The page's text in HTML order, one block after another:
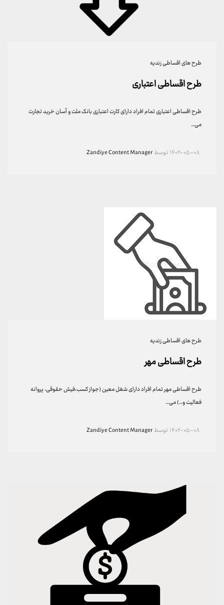
طرح های اقساطی زندیه
طرح اقساطی اعتباری
طرح اقساطی اعتباری تمام افراد دارای کارت اعتباری بانک ملت و آسان خرید تجارت
می…
۱۴۰۲-۰۵-۰۸ توسطZandiye Content Manager
طرح های اقساطی زندیه
طرح اقساطی مهر
طرح اقساطی مهر تمام افراد دارای شغل معین (جواز کسب،فیش حقوقی، پروانه
فعالیت و…) می…
۱۴۰۲-۰۵-۰۸ توسطZandiye Content Manager